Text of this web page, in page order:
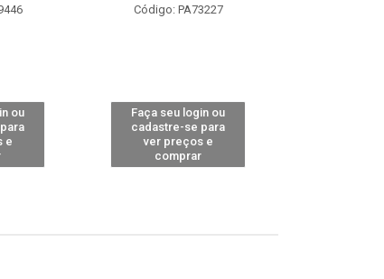
ou
e
Código: PA73227
Faça seu login ou
cadastre-se para
ver preços e
comprar